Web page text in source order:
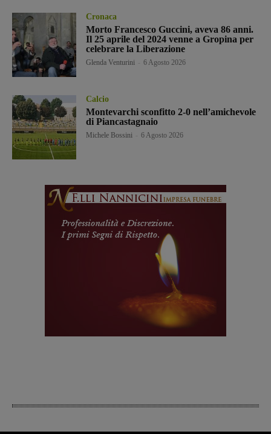
Cronaca
Morto Francesco Guccini, aveva 86 anni.
Il 25 aprile del 2024 venne a Gropina per
celebrare la Liberazione
Glenda Venturini 6 Agosto 2026
Calcio
Montevarchi sconfitto 2-0 nell’amichevole
di Piancastagnaio
Michele Bossini 6 Agosto 2026